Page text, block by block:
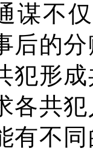
谋不
后的
犯形
各共
有不